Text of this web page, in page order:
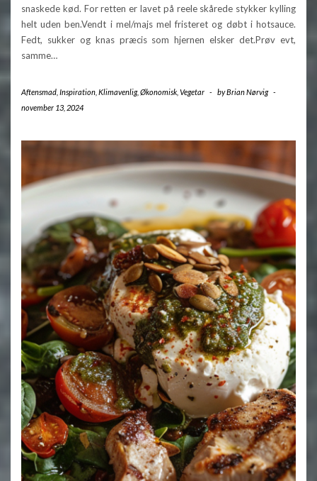
snaskede kød. For retten er lavet på reele skårede stykker kylling
helt uden ben.Vendt i mel/majs mel fristeret og døbt i hotsauce.
Fedt, sukker og knas præcis som hjernen elsker det.Prøv evt,
samme…
Aftensmad Inspiration Klimavenlig, Økonomisk Vegetar - byBrian Nørvig -
november 13, 2024